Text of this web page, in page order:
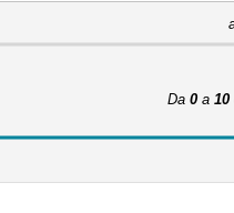
Da 0 a 10